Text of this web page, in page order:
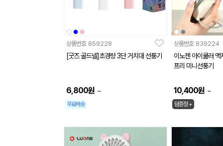
상품번호 859228
[굿즈 골드넬]초경량 3단 거치대 선풍기
6,800원 ~
무료배송
상품번호 839224
이노젠 아이쿨러
프리 미니선풍기
10,400원 ~
덤증정 +